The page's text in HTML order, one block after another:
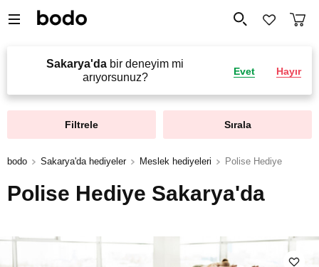
Sakarya'da bir deneyim mi
arıyorsunuz?
Evet Hayır
Filtrele Sırala
bodo Sakarya'da hediyeler Meslek hediyeleri Polise Hediye
Polise Hediye Sakarya'da